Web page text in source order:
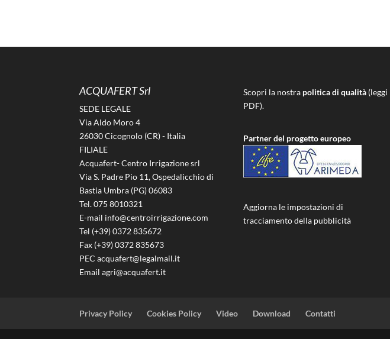
ACQUAFERT Srl
SEDE LEGALE
Via Aldo Moro 4
26030 Cicognolo (CR) - Italia
FILIALE
Acquafert- Centro Irrigazione srl
Via S. Padre Pio 11, Ospedalicchio di
Bastia Umbra (PG) 06083
Tel. 075 8010321
E-mail info@centroirrigazione.com
Tel (+39) 0372 835672
Fax (+39) 0372 835673
PEC acquafert@legalmail.it
Email agri@acquafert.it
Scopri la nostra politica di qualità (leggi
PDF).
Partner del progetto europeo
Aggiorna le impostazioni di
tracciamento della pubblicità
Privacy Policy Cookies Policy Video Download Contatti